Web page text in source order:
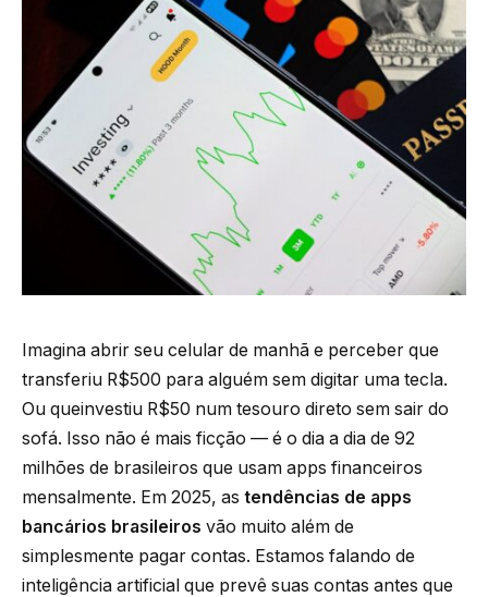
Imagina abrir seu celular de manhã e perceber que
transferiu R$500 para alguém sem digitar uma tecla.
Ou queinvestiu R$50 num tesouro direto sem sair do
sofá. Isso não é mais ficção — é o dia a dia de 92
milhões de brasileiros que usam apps financeiros
mensalmente. Em 2025, as tendências de apps
bancários brasileiros vão muito além de
simplesmente pagar contas. Estamos falando de
inteligência artificial que prevê suas contas antes que